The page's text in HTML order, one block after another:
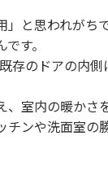
新着情報
」と思われがち
です。
存のドアの内
室内の暖かさ
チンや洗面室の